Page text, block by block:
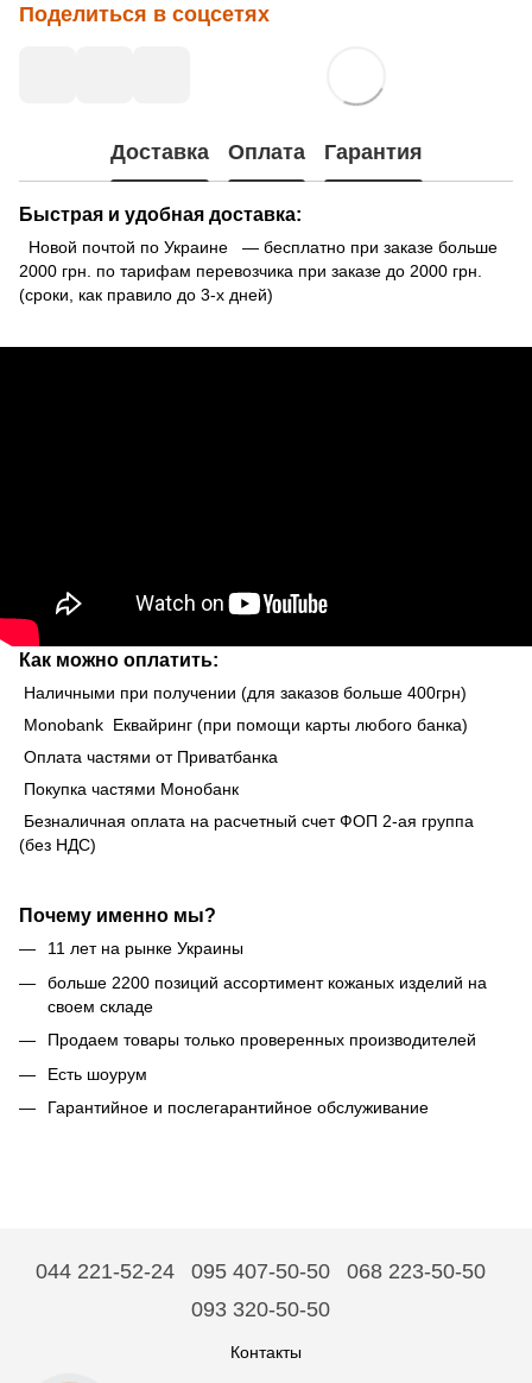
Поделиться в соцсетях
Доставка Оплата Гарантия
Быстрая и удобная доставка:
Новой почтой по Украине — бесплатно при заказе больше
2000 грн. по тарифам перевозчика при заказе до 2000 грн.
(сроки, как правило до 3-х дней)
Как можно оплатить:
Наличными при получении (для заказов больше 400грн)
Monobank Еквайринг (при помощи карты любого банка)
Оплата частями от Приватбанка
Покупка частями Монобанк
Безналичная оплата на расчетный счет ФОП 2-ая группа
(без НДС)
Почему именно мы?
11 лет на рынке Украины
больше 2200 позиций ассортимент кожаных изделий на
своем складе
Продаем товары только проверенных производителей
Есть шоурум
Гарантийное и послегарантийное обслуживание
044 221-52-24 095 407-50-50
068 223-50-50
093 320-50-50
Контакты